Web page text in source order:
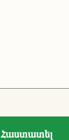
Հաստատել